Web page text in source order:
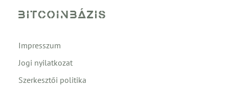
Impresszum
Jogi nyilatkozat
Szerkesztői politika